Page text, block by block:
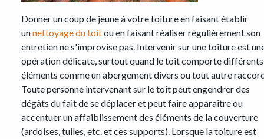
Donner un coup de jeune à votre toiture en faisant établir
unnettoyage du toitou en faisant réaliser régulièrement son
entretien ne s'improvise pas. Intervenir sur une toiture est
opération délicate, surtout quand le toit comporte différents
éléments comme un abergement divers ou tout autre
Toute personne intervenant sur le toit peut engendrer des
dégâts du fait de se déplacer et peut faire apparaitre ou
accentuer un affaiblissement des éléments de la couverture
(ardoises, tuiles, etc. et ces supports). Lorsque la toiture est